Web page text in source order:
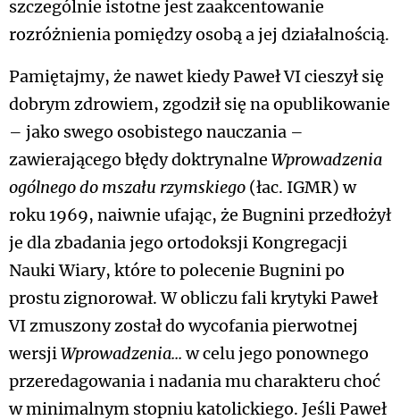
szczególnie istotne jest zaakcentowanie
rozróżnienia pomiędzy osobą a jej działalnością.
Pamiętajmy, że nawet kiedy Paweł VI cieszył się
dobrym zdrowiem, zgodził się na opublikowanie
– jako swego osobistego nauczania –
zawierającego błędy doktrynalne Wprowadzenia
ogólnego do mszału rzymskiego (łac. IGMR) w
roku 1969, naiwnie ufając, że Bugnini przedłożył
je dla zbadania jego ortodoksji Kongregacji
Nauki Wiary, które to polecenie Bugnini po
prostu zignorował. W obliczu fali krytyki Paweł
VI zmuszony został do wycofania pierwotnej
wersjiWprowadzenia...w celu jego ponownego
przeredagowania i nadania mu charakteru choć
w minimalnym stopniu katolickiego. Jeśli Paweł